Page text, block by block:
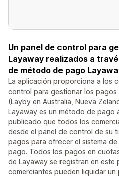
Un panel de control para
Layaway realizados a
de método de pago
La aplicación proporciona a los
control para gestionar los
(Layby en Australia, Nueva
Layaway es un método de
publicado que todos los
desde el panel de control de su
pagos para ofrecer el sistema
pago. Todos los pagos en
de Layaway se registran en este
comerciantes pueden liquidar